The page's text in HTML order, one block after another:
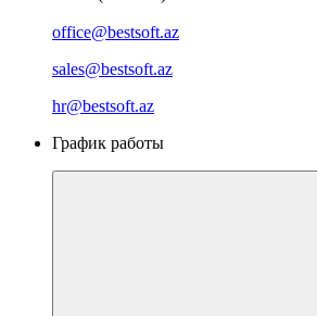
office@bestsoft.az
sales@bestsoft.az
hr@bestsoft.az
График работы